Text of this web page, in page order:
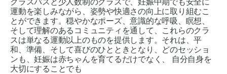
運動を楽しみながら、姿勢や快適さの向上に取り組むこ
とができます。穏やかなポーズ、意識的な呼吸、瞑想、
そして理解のあるコミュニティを通して、これらのクラ
スは単なる運動以上のものを提供します。それは、平
和、準備、そして喜びのひとときとなり、どのセッショ
ンも、妊娠は赤ちゃんを育てるだけでなく、
自分自身を
大切にすることでも